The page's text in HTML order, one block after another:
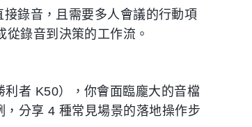
接錄音，且需要多人會議的行動項
錄音到決策的工作流。
者 K50），你會面臨龐大的音檔
分享 4 種常見場景的落地操作步